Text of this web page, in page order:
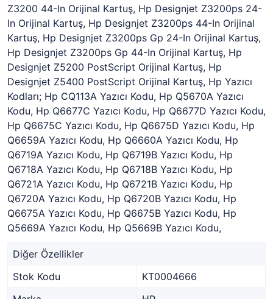
Z3200 44-In Orijinal Kartuş, Hp Designjet Z3200ps 24-
In Orijinal Kartuş, Hp Designjet Z3200ps 44-In Orijinal
Kartuş, Hp Designjet Z3200ps Gp 24-In Orijinal Kartuş,
Hp Designjet Z3200ps Gp 44-In Orijinal Kartuş, Hp
Designjet Z5200 PostScript Orijinal Kartuş, Hp
Designjet Z5400 PostScript Orijinal Kartuş, Hp Yazıcı
Kodları; Hp CQ113A Yazıcı Kodu, Hp Q5670A Yazıcı
Kodu, Hp Q6677C Yazıcı Kodu, Hp Q6677D Yazıcı Kodu,
Hp Q6675C Yazıcı Kodu, Hp Q6675D Yazıcı Kodu, Hp
Q6659A Yazıcı Kodu, Hp Q6660A Yazıcı Kodu, Hp
Q6719A Yazıcı Kodu, Hp Q6719B Yazıcı Kodu, Hp
Q6718A Yazıcı Kodu, Hp Q6718B Yazıcı Kodu, Hp
Q6721A Yazıcı Kodu, Hp Q6721B Yazıcı Kodu, Hp
Q6720A Yazıcı Kodu, Hp Q6720B Yazıcı Kodu, Hp
Q6675A Yazıcı Kodu, Hp Q6675B Yazıcı Kodu, Hp
Q5669A Yazıcı Kodu, Hp Q5669B Yazıcı Kodu,
Diğer Özellikler
Stok Kodu
KT0004666